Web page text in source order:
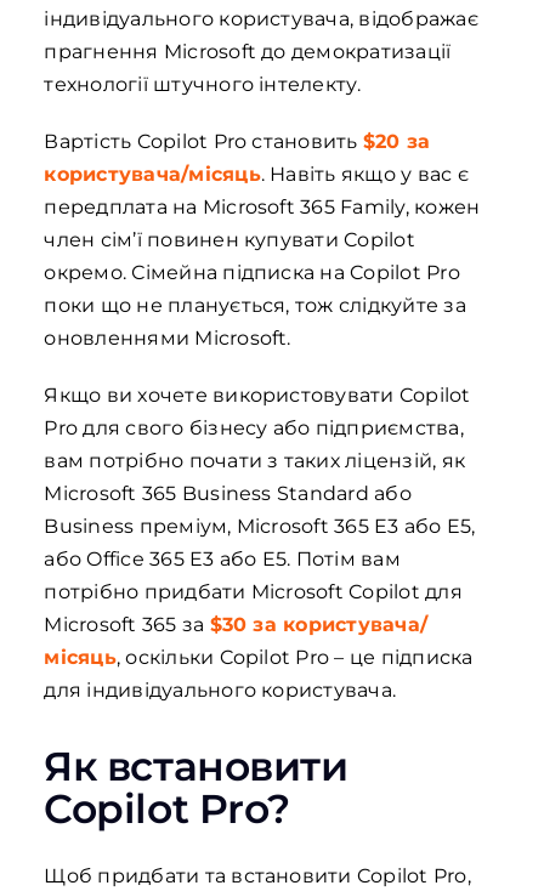
індивідуального користувача, відображає
прагнення Microsoft до демократизації
технології штучного інтелекту.
Вартість Copilot Pro становить $20 за
користувача/місяць. Навіть якщо у вас є
передплата на Microsoft 365 Family, кожен
член сім’ї повинен купувати Copilot
окремо. Сімейна підписка на Copilot Pro
поки що не планується, тож слідкуйте за
оновленнями Microsoft.
Якщо ви хочете використовувати Copilot
Pro для свого бізнесу або підприємства,
вам потрібно почати з таких ліцензій, як
Microsoft 365 Business Standard або
Business преміум, Microsoft 365 E3 або E5,
або Office 365 E3 або E5. Потім вам
потрібно придбати Microsoft Copilot для
Microsoft 365 за $30 за користувача/
місяць, оскільки Copilot Pro – це підписка
для індивідуального користувача.
Як встановити
Copilot Pro?
Щоб придбати та встановити Copilot Pro,